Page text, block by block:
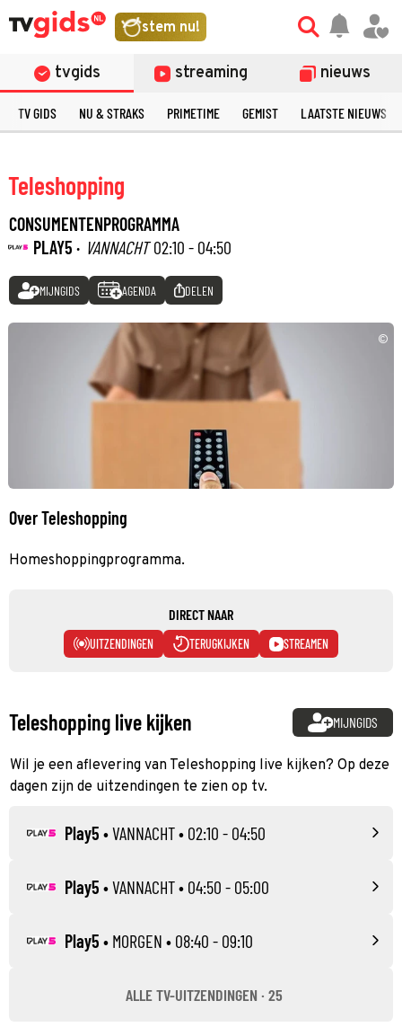
stem nu!
tvgids streaming nieuws
TV GIDS NU & STRAKS PRIMETIME GEMIST LAATSTE NIEUWS
Teleshopping
CONSUMENTENPROGRAMMA
PLAY5 · VANNACHT 02:10 - 04:50
MIJNGIDS AGENDA DELEN
©
Over Teleshopping
Homeshoppingprogramma.
DIRECT NAAR
UITZENDINGEN TERUGKIJKEN STREAMEN
Teleshopping live kijken MIJNGIDS
Wil je een aflevering van Teleshopping live kijken? Op deze
dagen zijn de uitzendingen te zien op tv.
Play5 •VANNACHT• 02:10 - 04:50
Play5 •VANNACHT• 04:50 - 05:00
Play5 • MORGEN • 08:40 - 09:10
ALLE TV-UITZENDINGEN · 25